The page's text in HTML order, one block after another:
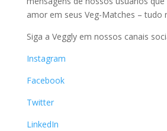
amor em seus Veg-Matches – tudo
Siga a Veggly em nossos canais
Instagram
Facebook
Twitter
LinkedIn